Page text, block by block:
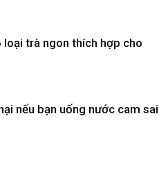
loại trà ngon thích hợp cho
nếu bạn uống nước cam sai